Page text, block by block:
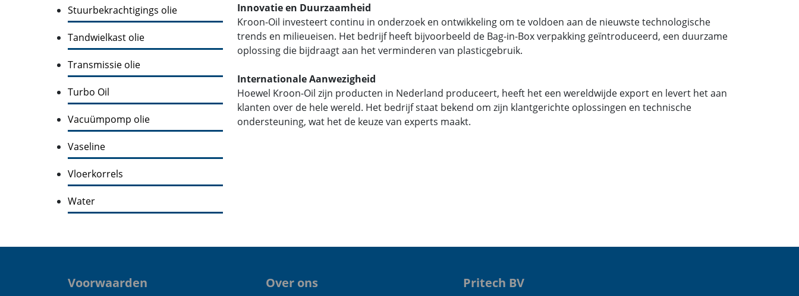
Stuurbekrachtigings olie
Tandwielkast olie
Transmissie olie
Turbo Oil
Vacuümpomp olie
Vaseline
Vloerkorrels
Water
Innovatie en Duurzaamheid
Kroon-Oil investeert continu in onderzoek en ontwikkeling om te voldoen aan de nieuwste technologische
trends en milieueisen. Het bedrijf heeft bijvoorbeeld de Bag-in-Box verpakking geïntroduceerd, een duurzame
oplossing die bijdraagt aan het verminderen van plasticgebruik.
Internationale Aanwezigheid
Hoewel Kroon-Oil zijn producten in Nederland produceert, heeft het een wereldwijde export en levert het aan
klanten over de hele wereld. Het bedrijf staat bekend om zijn klantgerichte oplossingen en technische
ondersteuning, wat het de keuze van experts maakt.
Voorwaarden Over ons Pritech BV